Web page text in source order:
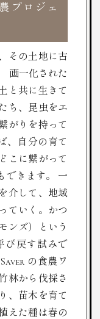
プロジェ
その土地に古
画一化された
と共に生きて
ち、昆虫をエ
がりを持って
、自分の育て
こに繋がって
できます。 一
介して、地域
ていく。かつ
ンズ）という
び戻す試みで
の食農ワ
林から伐採さ
、苗木を育て
えた種は春の